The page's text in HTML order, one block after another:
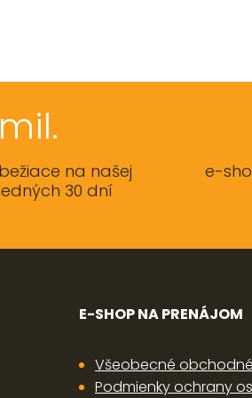
na našej
30 dní
e-
E-SHOP NA PRENÁJOM
Všeobecné
Podmienky ochrany